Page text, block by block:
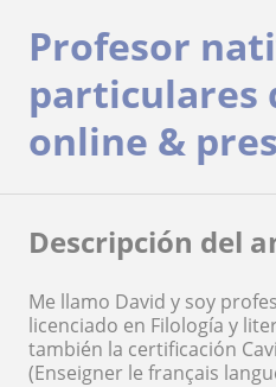
Profesor
particulares
online &
Descripción del
Me llamo David y soy
licenciado en Filología y
también la certificación
(Enseigner le français